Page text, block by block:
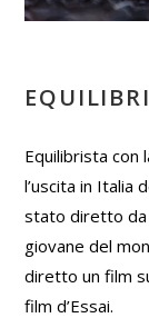
Equilibrista con
l’uscita in Italia
stato diretto da
giovane del
diretto un film
film d’Essai.